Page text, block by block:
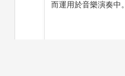
而運用於音樂演奏中。